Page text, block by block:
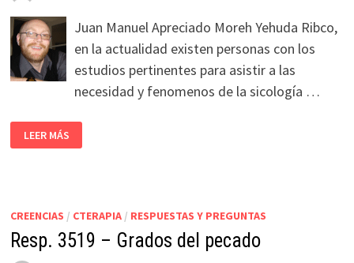
Juan Manuel Apreciado Moreh Yehuda Ribco,
en la actualidad existen personas con los
estudios pertinentes para asistir a las
necesidad y fenomenos de la sicología …
LEER MÁS
CREENCIAS / CTERAPIA/ RESPUESTAS Y PREGUNTAS
Resp. 3519 – Grados del pecado